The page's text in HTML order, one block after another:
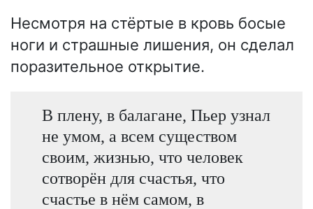
Несмотря на стёртые в кровь босые
ноги и страшные лишения, он сделал
поразительное открытие.
В плену, в балагане, Пьер узнал
не умом, а всем существом
своим, жизнью, что человек
сотворён для счастья, что
счастье в нём самом, в